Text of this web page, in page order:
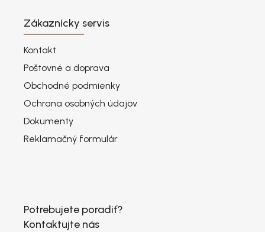
Zákaznícky servis
Kontakt
Poštovné a doprava
Obchodné podmienky
Ochrana osobných údajov
Dokumenty
Reklamačný formulár
Potrebujete poradiť?
Kontaktujte nás